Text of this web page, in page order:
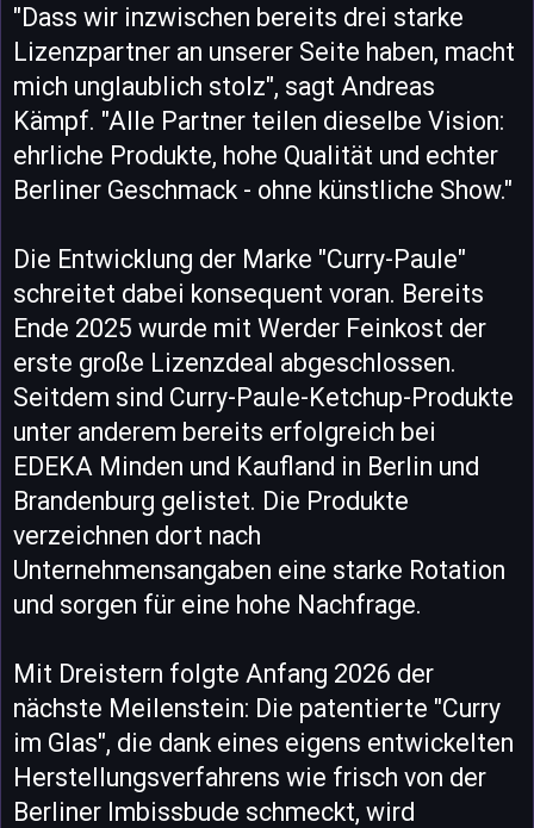
"Dass wir inzwischen bereits drei starke
Lizenzpartner an unserer Seite haben, macht
mich unglaublich stolz", sagt Andreas
Kämpf. "Alle Partner teilen dieselbe Vision:
ehrliche Produkte, hohe Qualität und echter
Berliner Geschmack - ohne künstliche Show."
Die Entwicklung der Marke "Curry-Paule"
schreitet dabei konsequent voran. Bereits
Ende 2025 wurde mit Werder Feinkost der
erste große Lizenzdeal abgeschlossen.
Seitdem sind Curry-Paule-Ketchup-Produkte
unter anderem bereits erfolgreich bei
EDEKA Minden und Kaufland in Berlin und
Brandenburg gelistet. Die Produkte
verzeichnen dort nach
Unternehmensangaben eine starke Rotation
und sorgen für eine hohe Nachfrage.
Mit Dreistern folgte Anfang 2026 der
nächste Meilenstein: Die patentierte "Curry
im Glas", die dank eines eigens entwickelten
Herstellungsverfahrens wie frisch von der
Berliner Imbissbude schmeckt, wird